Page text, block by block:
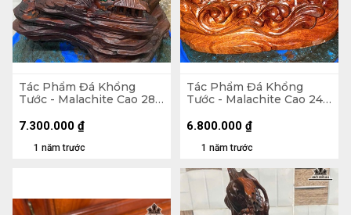
Tác Phẩm Đá Khổng
Tước - Malachite Cao 28
1 năm trước
7.300.000 ₫
Tác Phẩm Đá Khổng
Tước - Malachite Cao 24
1 năm trước
6.800.000 ₫